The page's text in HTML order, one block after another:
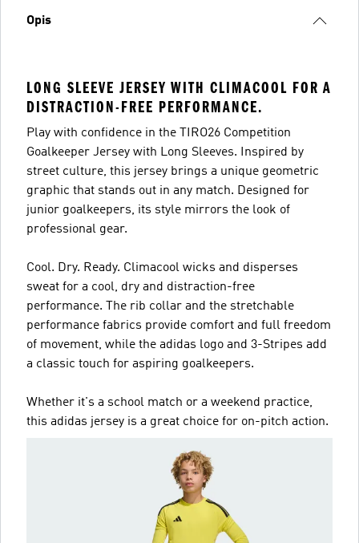
Opis
LONG SLEEVE JERSEY WITH CLIMACOOL FOR A
DISTRACTION-FREE PERFORMANCE.
Play with confidence in the TIRO26 Competition
Goalkeeper Jersey with Long Sleeves. Inspired by
street culture, this jersey brings a unique geometric
graphic that stands out in any match. Designed for
junior goalkeepers, its style mirrors the look of
professional gear.
Cool. Dry. Ready. Climacool wicks and disperses
sweat for a cool, dry and distraction-free
performance. The rib collar and the stretchable
performance fabrics provide comfort and full freedom
of movement, while the adidas logo and 3-Stripes add
a classic touch for aspiring goalkeepers.
Whether it's a school match or a weekend practice,
this adidas jersey is a great choice for on-pitch action.